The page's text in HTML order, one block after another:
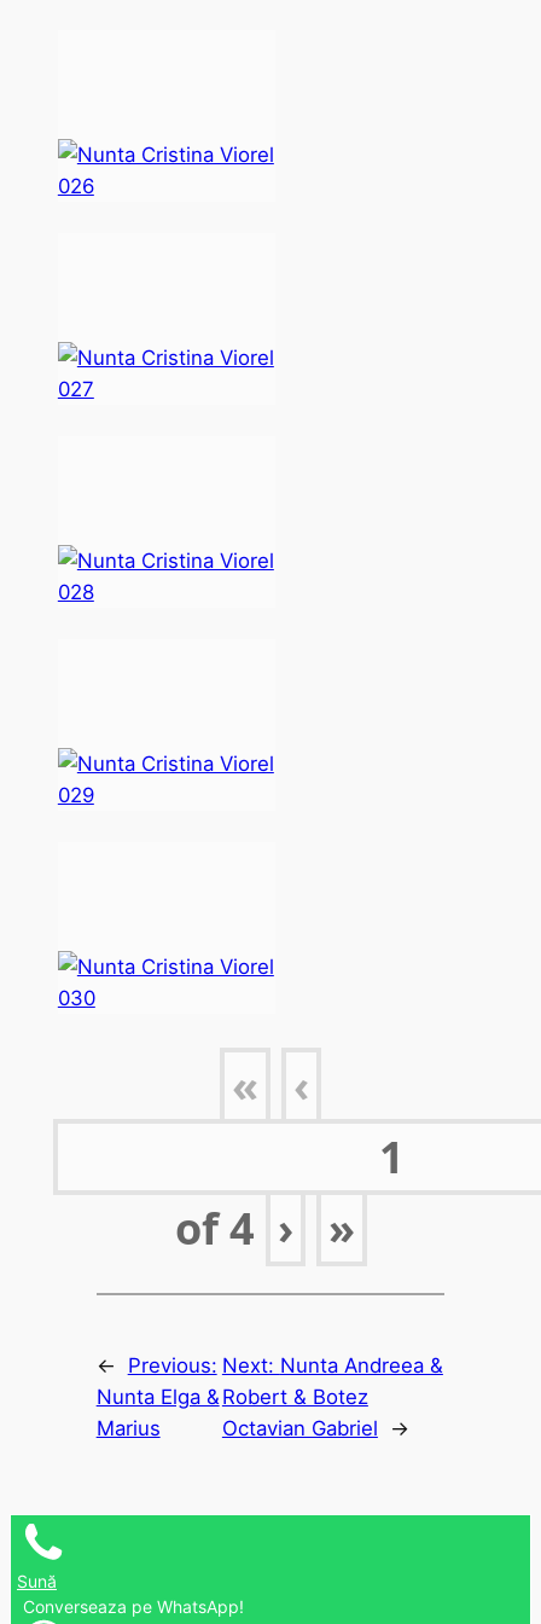
« ‹
of4 › »
←
Previous:
Nunta Elga &
Marius
Next: Nunta Andreea &
Robert & Botez
Octavian Gabriel
→
Sună
Converseaza pe WhatsApp!